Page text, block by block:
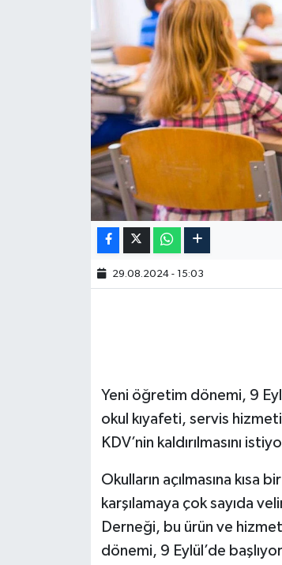
29.08.2024 - 15:03
Yeni öğretim dönemi, 9
okul kıyafeti, servis
KDV’nin kaldırılmasını
Okulların açılmasına kısa
karşılamaya çok sayıda
Derneği, bu ürün ve
dönemi, 9 Eylül’de